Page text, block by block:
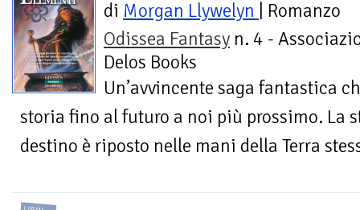
di Morgan Llywelyn
| Romanzo
Odissea Fantasy n. 4 -
Delos Books
Un’avvincente saga fantastica
storia fino al futuro a noi più prossimo. La
destino è riposto nelle mani della Terra